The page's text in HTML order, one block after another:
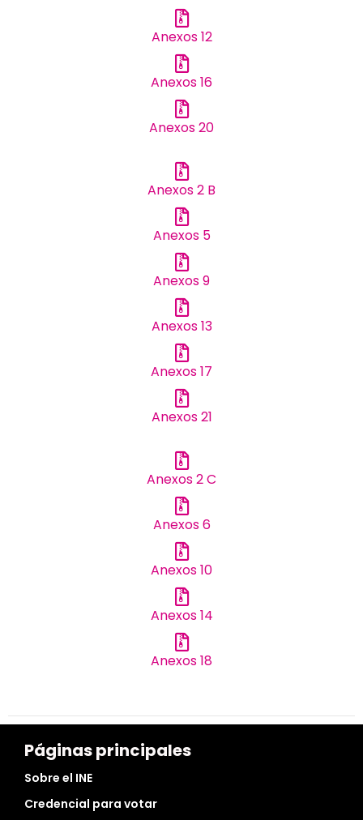
Anexos 12
Anexos 16
Anexos 20
Anexos 2 B
Anexos 5
Anexos 9
Anexos 13
Anexos 17
Anexos 21
Anexos 2 C
Anexos 6
Anexos 10
Anexos 14
Anexos 18
Páginas principales
Sobre el INE
Credencial para votar